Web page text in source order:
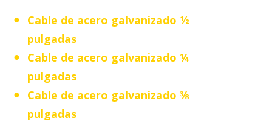
Cable de acero galvanizado ½
pulgadas
Cable de acero galvanizado ¼
pulgadas
Cable de acero galvanizado ⅜
pulgadas